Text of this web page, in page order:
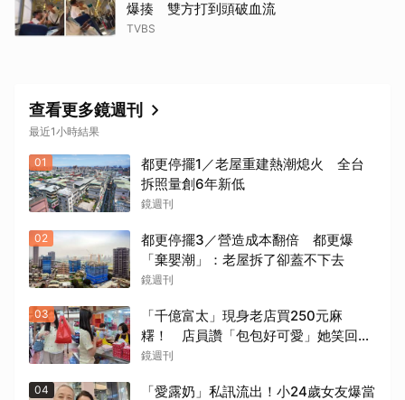
爆揍 雙方打到頭破血流
TVBS
查看更多鏡週刊
最近1小時結果
01
都更停擺1／老屋重建熱潮熄火 全台
拆照量創6年新低
鏡週刊
02
都更停擺3／營造成本翻倍 都更爆
「棄嬰潮」：老屋拆了卻蓋不下去
鏡週刊
03
「千億富太」現身老店買250元麻
糬！ 店員讚「包包好可愛」她笑回：
我自己做的
鏡週刊
04 「愛露奶」私訊流出！小24歲女友爆當